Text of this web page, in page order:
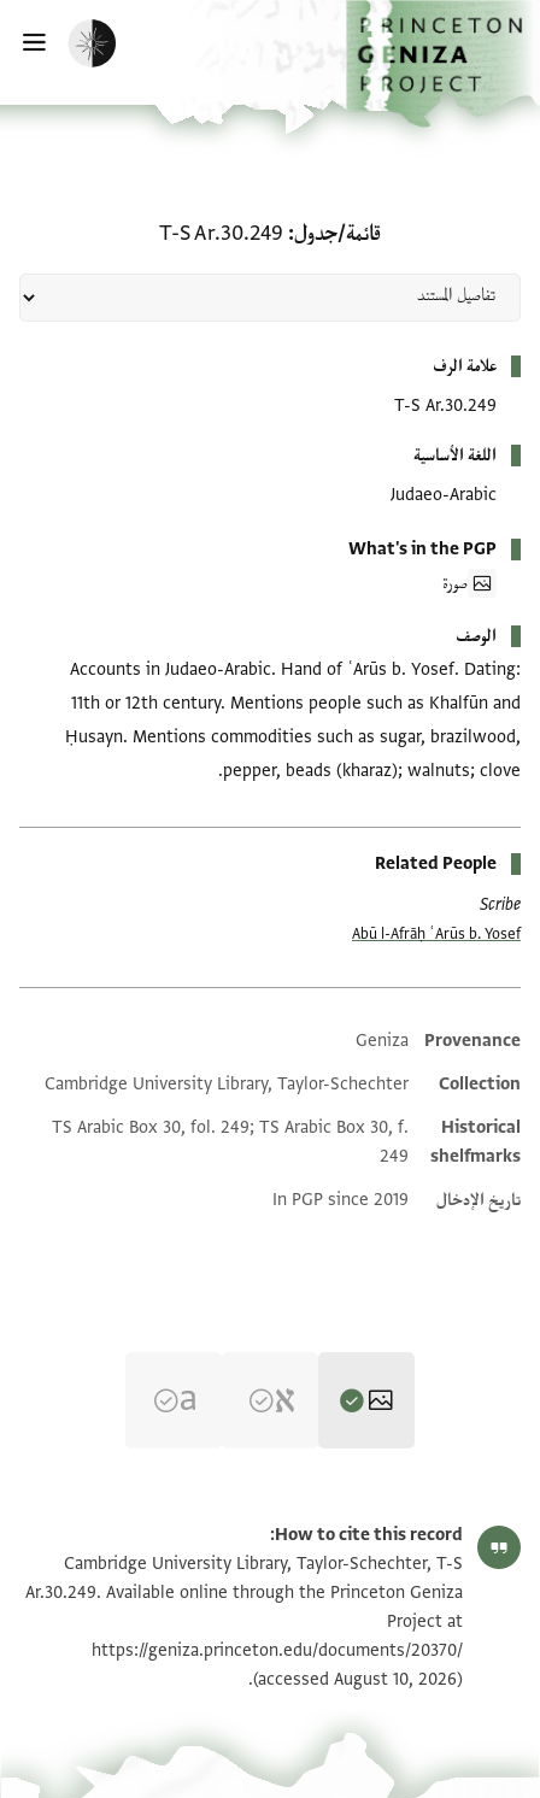
إلى المحتوى الرئيسي
الرئيسية
تفعيل الوضع المظلم
قائمة/جدول T-S Ar.30.249
علامة الرف
T-S Ar.30.249
اللغة الأساسية
Judaeo-Arabic
What's in the PGP
صورة
الوصف
Accounts in Judaeo-Arabic. Hand of ʿArūs b. Yosef. Dating:
11th or 12th century. Mentions people such as Khalfūn and
Ḥusayn. Mentions commodities such as sugar, brazilwood,
pepper, beads (kharaz); walnuts; clove.
Related People
Scribe
Abū l-Afrāḥ ʿArūs b. Yosef
Additional metadata
Provenance
Geniza
Collection
Cambridge University Library, Taylor-Schechter
Historical
shelfmarks
TS Arabic Box 30, fol. 249; TS Arabic Box 30, f.
249
تاريخ الإدخال
In PGP since 2019
T-S Ar.30.249 1v تكبير و تدوير
بيان أذونات الصورة
How to cite this record:
Cambridge University Library, Taylor-Schechter, T-S
Ar.30.249. Available online through the Princeton Geniza
Project at
https://geniza.princeton.edu/documents/20370/
(accessed August 10, 2026).